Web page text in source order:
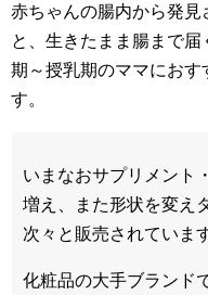
赤ちゃんの腸内から発見
と、生きたまま腸まで
期～授乳期のママにおす
す。
いまなおサプリメント
増え、また形状を変え
次々と販売されていま
化粧品の大手ブランド